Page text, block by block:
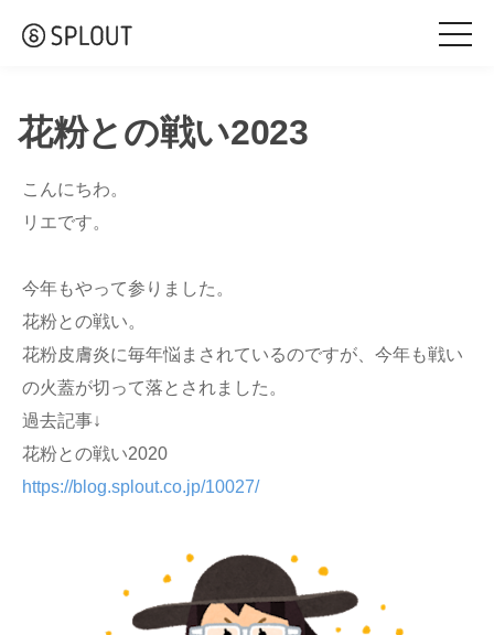
花粉との戦い2023
こんにちわ。
リエです。
今年もやって参りました。
花粉との戦い。
花粉皮膚炎に毎年悩まされているのですが、今年も戦い
の火蓋が切って落とされました。
過去記事↓
花粉との戦い2020
https://blog.splout.co.jp/10027/